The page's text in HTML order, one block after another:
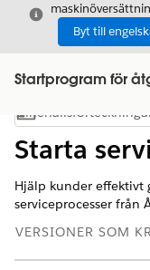
Stäng
Byt till
Startprogram för
Visa
Innehållsförteckningar
Starta
Hjälp kunder effektivt
serviceprocesser från
VERSIONER SOM